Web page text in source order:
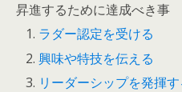
昇進するために達成べき事
ラダー認定を受ける
興味や特技を伝える
リーダーシップを発揮す